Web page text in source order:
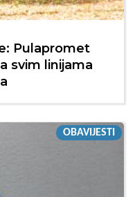
Pulapromet
svim linijama
OBAVIJESTI